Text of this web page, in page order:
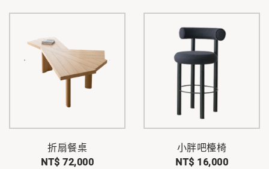
折扇餐桌
NT$ 72,000
小胖吧檯椅
NT$ 16,000